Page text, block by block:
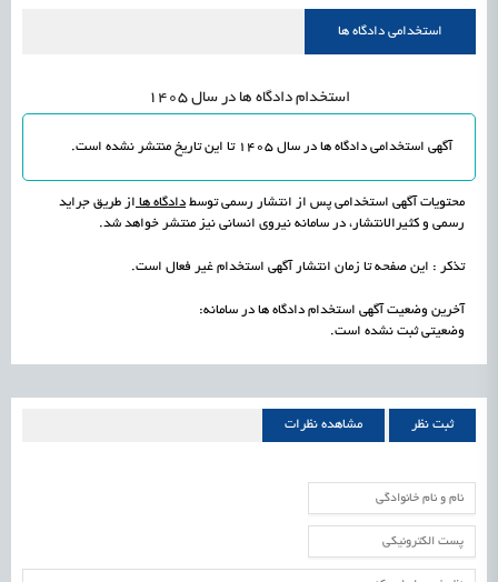
اشتغال و کارآفرینی رسیدن مجوز ایجاد «سندباکس» به نهادهای توسعه‌ای و صنفیاستخدامی دادگاه ها
استخدام دادگاه ها در سال 1405
آگهی استخدامی دادگاه ها در سال 1405 تا این تاریخ منتشر نشده است.
محتویات آگهی استخدامی پس از انتشار رسمی توسط دادگاه ها از طریق جراید
رسمی و کثیرالانتشار، در سامانه نیروی انسانی نیز منتشر خواهد شد.
تذکر : این صفحه تا زمان انتشار آگهی استخدام غیر فعال است.
آخرین وضعیت آگهی استخدام دادگاه ها در سامانه:
وضعیتی ثبت نشده است.
ثبت نظر مشاهده نظرات